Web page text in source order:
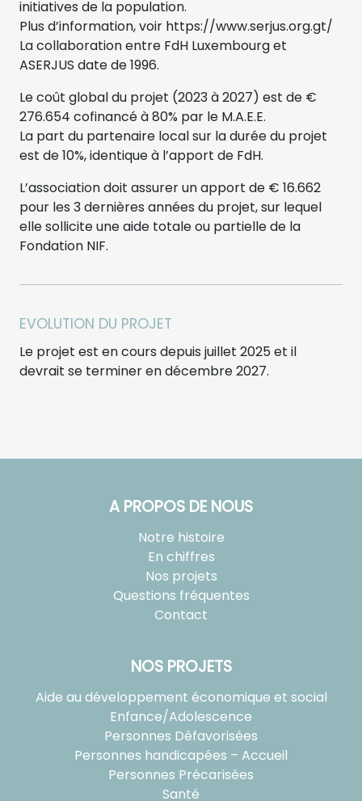
initiatives de la population.
Plus d’information, voir https://www.serjus.org.gt/
La collaboration entre FdH Luxembourg et
ASERJUS date de 1996.
Le coût global du projet (2023 à 2027) est de €
276.654 cofinancé à 80% par le M.A.E.E.
La part du partenaire local sur la durée du projet
est de 10%, identique à l’apport de FdH.
L’association doit assurer un apport de € 16.662
pour les 3 dernières années du projet, sur lequel
elle sollicite une aide totale ou partielle de la
Fondation NIF.
EVOLUTION DU PROJET
Le projet est en cours depuis juillet 2025 et il
devrait se terminer en décembre 2027.
A PROPOS DE NOUS
Notre histoire
En chiffres
Nos projets
Questions fréquentes
Contact
NOS PROJETS
Aide au développement économique et social
Enfance/Adolescence
Personnes Défavorisées
Personnes handicapées – Accueil
Personnes Précarisées
Santé